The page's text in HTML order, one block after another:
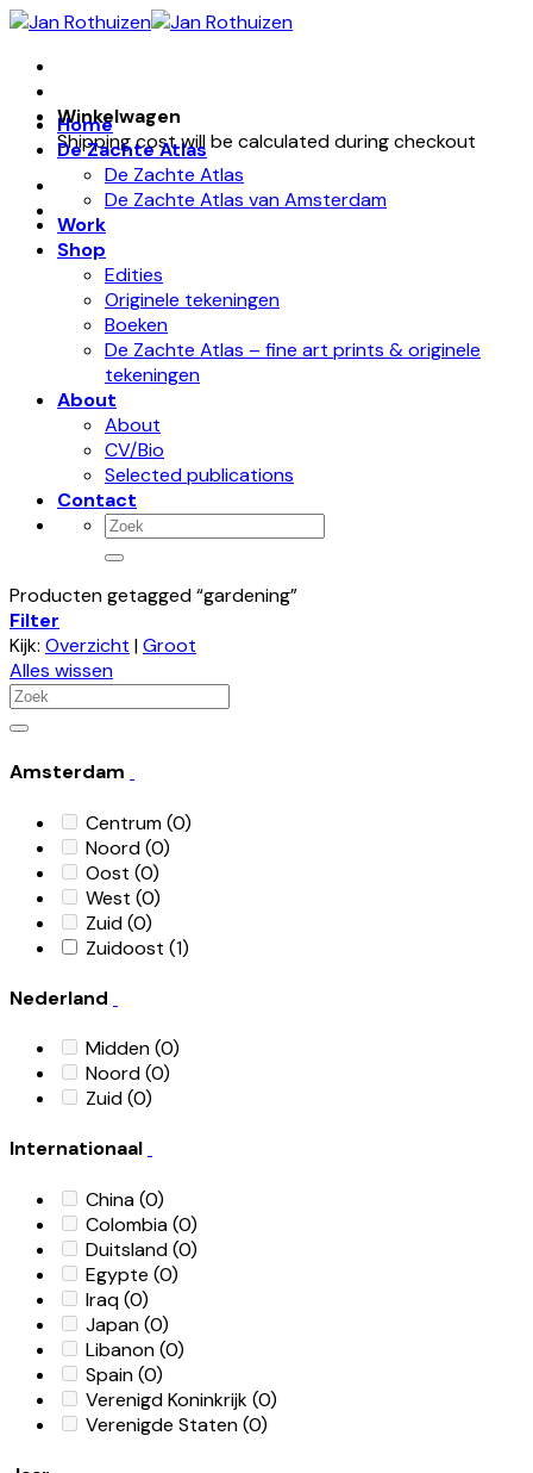
Skip
content
Winkelwagen
Shipping cost will be calculated during checkout
Home
De Zachte Atlas
De Zachte Atlas
De Zachte Atlas van Amsterdam
Work
Shop
Edities
Originele tekeningen
Boeken
De Zachte Atlas – fine art prints & originele
tekeningen
About
About
CV/Bio
Selected publications
Contact
Zoeken
naar:
Producten getagged “gardening”
Filter
Kijk: Overzicht |Groot
Alles wissen
Zoeken
naar:
Amsterdam
Centrum(0)
Noord(0)
Oost (0)
West (0)
Zuid(0)
Zuidoost (1)
Nederland
Midden(0)
Noord(0)
Zuid(0)
Internationaal
China(0)
Colombia(0)
Duitsland(0)
Egypte (0)
Iraq(0)
Japan(0)
Libanon(0)
Spain(0)
Verenigd Koninkrijk(0)
Verenigde Staten(0)